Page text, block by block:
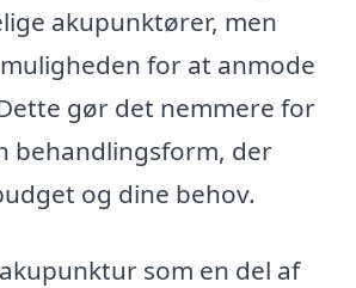
akupunktører, men
for at anmode
gør det nemmere for
behandlingsform, der
og dine behov.
som en del af